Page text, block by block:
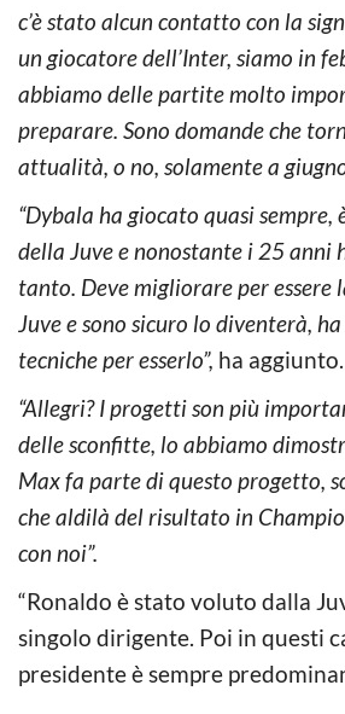
c’è stato alcun contatto con la
un giocatore dell’Inter, siamo in
abbiamo delle partite molto
preparare. Sono domande che
attualità, o no, solamente a
“Dybala ha giocato quasi sempre,
della Juve e nonostante i 25 anni
tanto. Deve migliorare per essere
Juve e sono sicuro lo diventerà,
tecniche per esserlo”, ha aggiunto.
“Allegri? I progetti son più
delle sconfitte, lo abbiamo
Max fa parte di questo progetto,
che aldilà del risultato in
con noi”.
“Ronaldo è stato voluto dalla
singolo dirigente. Poi in questi
presidente è sempre